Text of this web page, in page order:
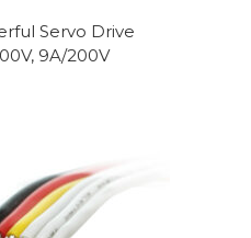
Servo Drive
9A/200V